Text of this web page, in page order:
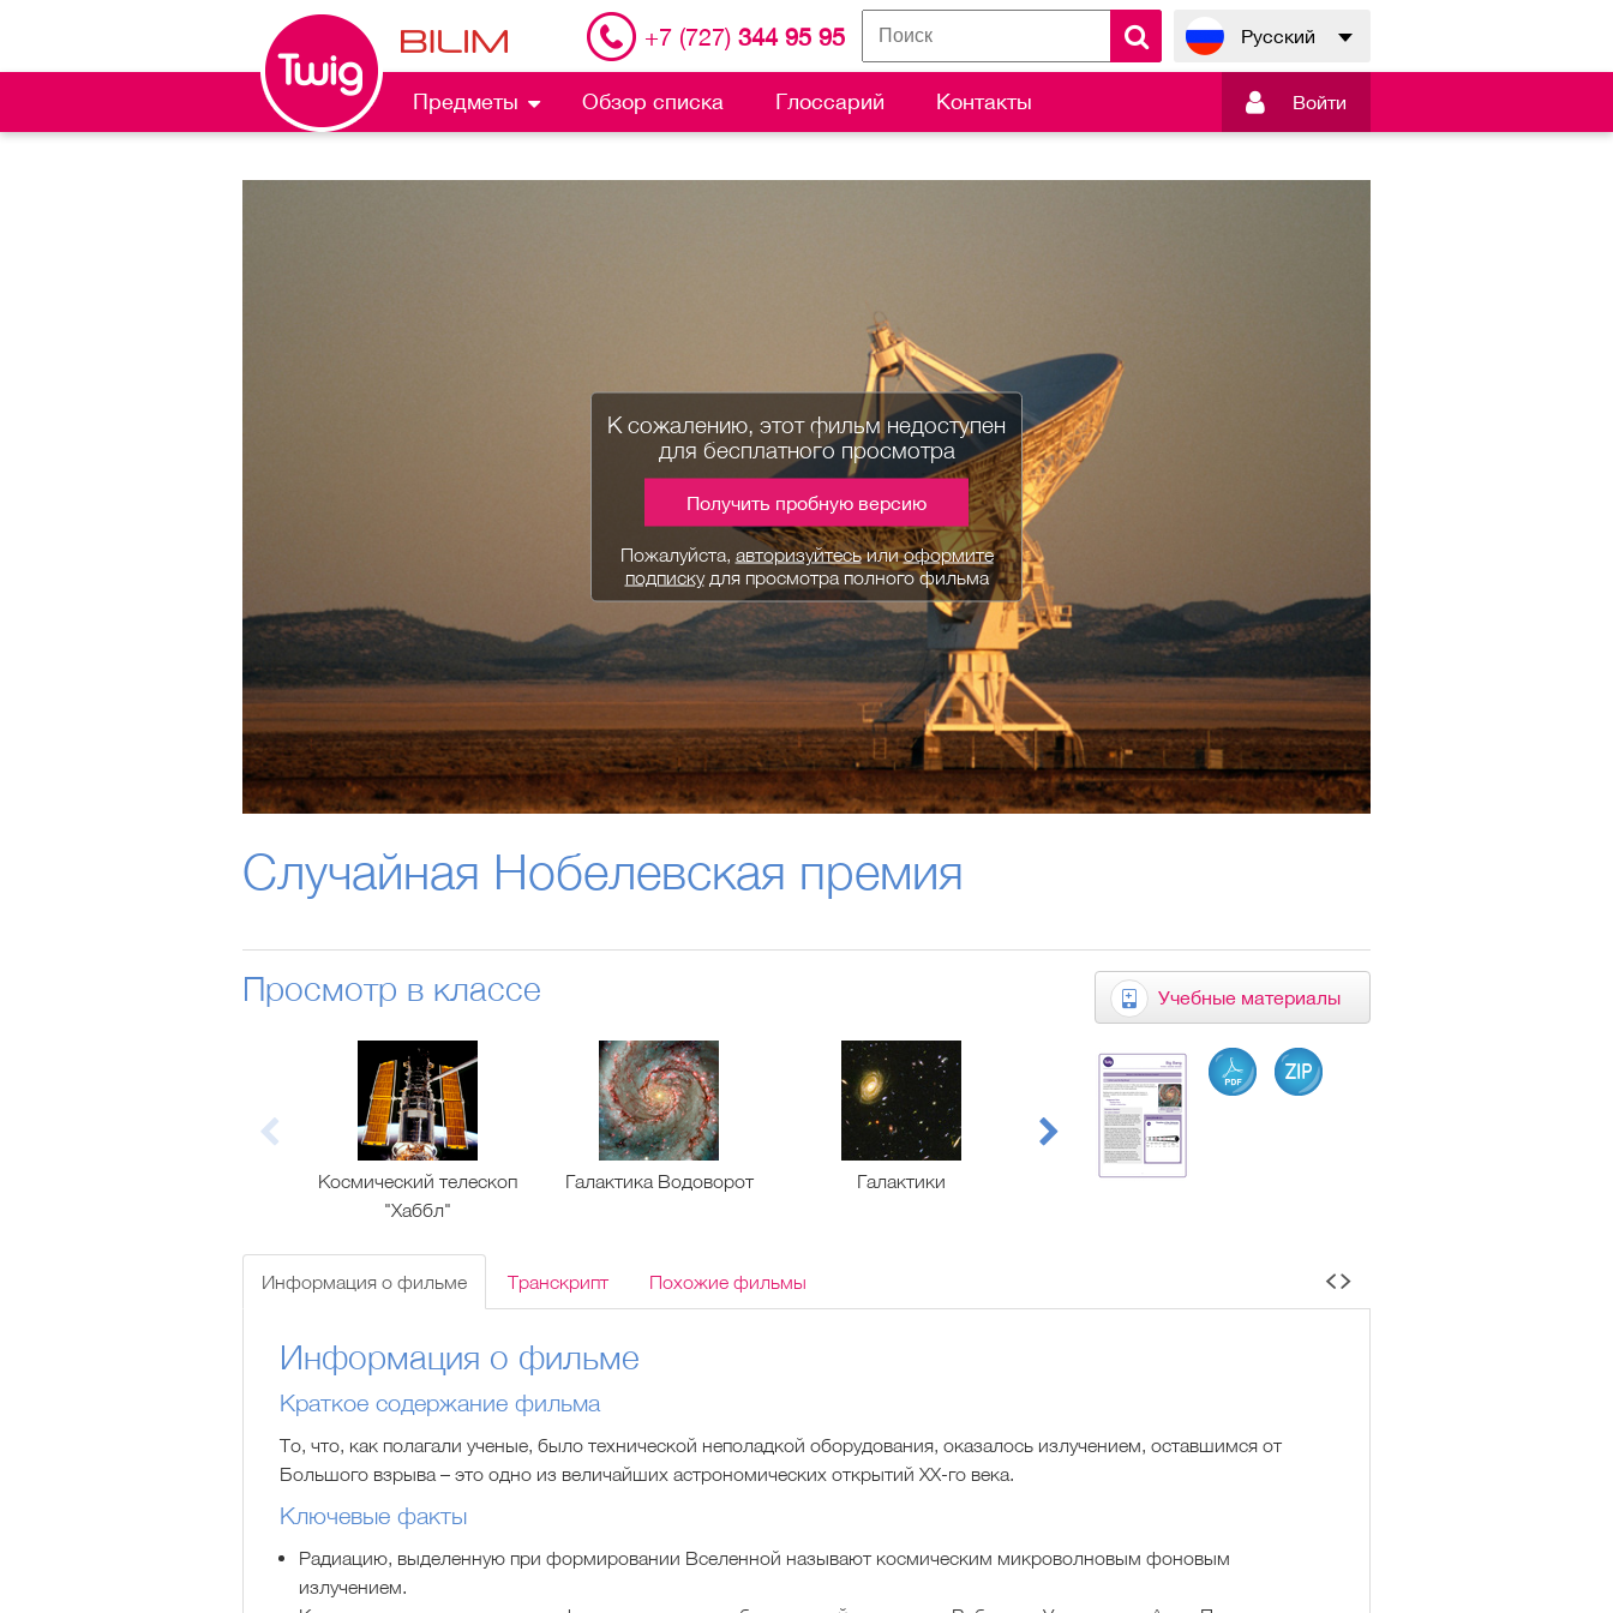
+7 (727) 344 95 95 Русский
Предметы Обзор списка Глоссарий Контакты  Войти
К сожалению, этот фильм недоступен
для бесплатного просмотра
Получить пробную версию
Пожалуйста, авторизуйтесьилиоформите
подпискудля просмотра полного фильма
Случайная Нобелевская премия
Просмотр в классе
Космический телескоп
"Хаббл"
Галактика Водоворот Галактики
Карта неба на
Учебные материалы
Информация о фильме Транскрипт Похожие фильмы
Информация о фильме
Краткое содержание фильма
То, что, как полагали ученые, было технической неполадкой оборудования, оказалось излучением, оставшимся от
Большого взрыва – это одно из величайших астрономических открытий ХХ-го века.
Ключевые факты
Радиацию, выделенную при формировании Вселенной называют космическим микроволновым фоновым
излучением.